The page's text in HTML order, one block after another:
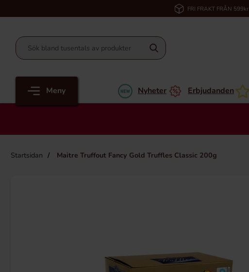
FRI FRAKT FRÅN 599kr
Meny Nyheter Erbjudanden
Startsidan Maitre Truffout Fancy Gold Truffles Classic 200g